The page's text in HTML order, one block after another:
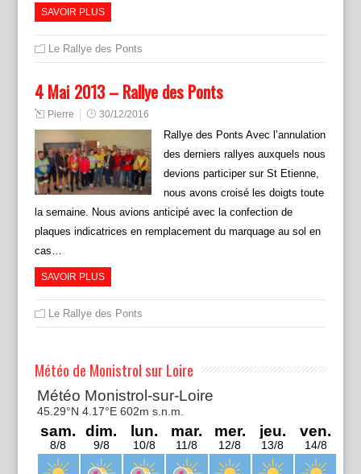
SAVOIR PLUS
Le Rallye des Ponts
4 Mai 2013 – Rallye des Ponts
Pierre 30/12/2016
Rallye des Ponts Avec l’annulation
des derniers rallyes auxquels nous
devions participer sur St Etienne,
nous avons croisé les doigts toute
la semaine. Nous avions anticipé avec la confection de
plaques indicatrices en remplacement du marquage au sol en
cas…
SAVOIR PLUS
Le Rallye des Ponts
Météo de Monistrol sur Loire